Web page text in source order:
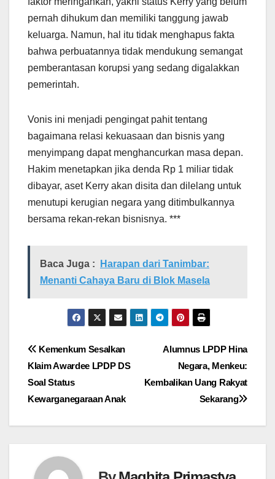
pernah dihukum dan memiliki tanggung jawab
keluarga. Namun, hal itu tidak menghapus fakta
bahwa perbuatannya tidak mendukung semangat
pemberantasan korupsi yang sedang digalakkan
pemerintah.
Vonis ini menjadi pengingat pahit tentang
bagaimana relasi kekuasaan dan bisnis yang
menyimpang dapat menghancurkan masa depan.
Hakim menetapkan jika denda Rp 1 miliar tidak
dibayar, aset Kerry akan disita dan dilelang untuk
menutupi kerugian negara yang ditimbulkannya
bersama rekan-rekan bisnisnya. ***
Baca Juga :
Harapan dari Tanimbar:
Menanti Cahaya Baru di Blok Masela
Navigasi
pos
Alumnus LPDP Hina
Negara, Menkeu:
Kembalikan Uang Rakyat
Sekarang
Kemenkum Sesalkan
Klaim Awardee LPDP DS
Soal Status
Kewarganegaraan Anak